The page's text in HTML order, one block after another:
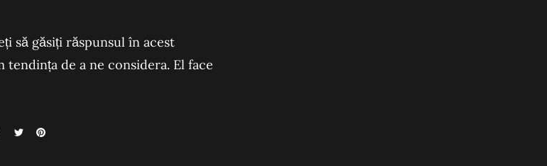
să găsiți răspunsul în acest
de a ne considera. El face